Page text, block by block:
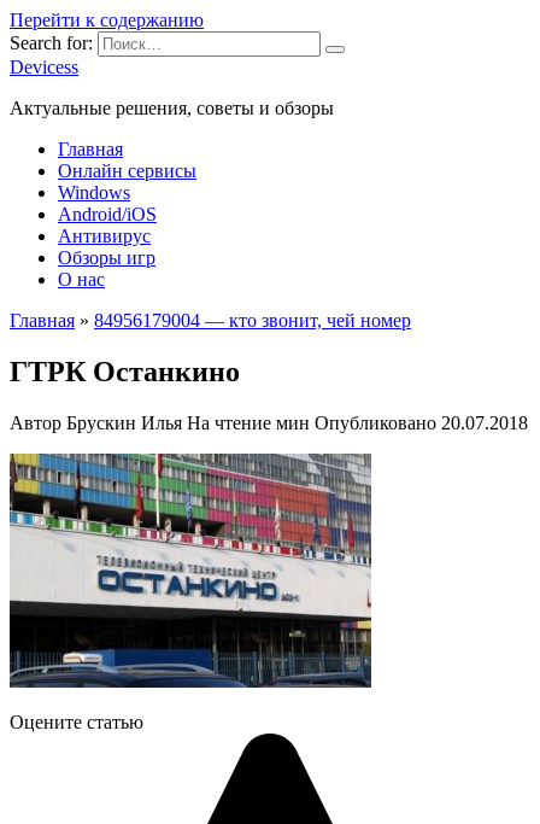
Перейти к содержанию
Search for:
Devicess
Актуальные решения, советы и обзоры
Главная
Онлайн сервисы
Windows
Android/iOS
Антивирус
Обзоры игр
О нас
Главная » 84956179004 — кто звонит, чей номер
ГТРК Останкино
Автор Брускин Илья На чтение мин Опубликовано 20.07.2018
Оцените статью